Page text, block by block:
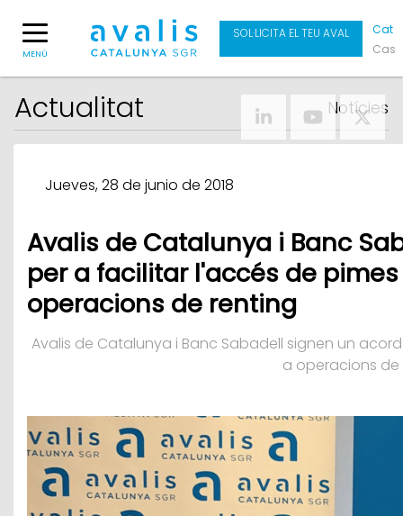
MENÚ
SOL·LICITA EL TEU AVAL
Cat
Cas
Actualitat Notícies
Jueves, 28 de junio de 2018
Avalis de Catalunya i Banc
per a facilitar l'accés de
operacions de renting
Avalis de Catalunya i Banc Sabadell signen un
a operacions de